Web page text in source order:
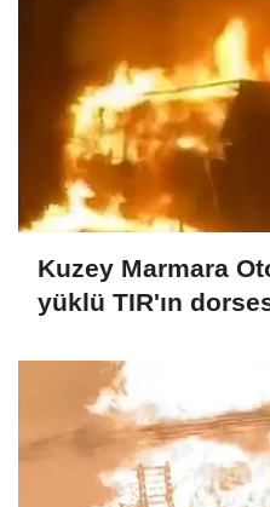
Kuzey Marmara
yüklü TIR'ın